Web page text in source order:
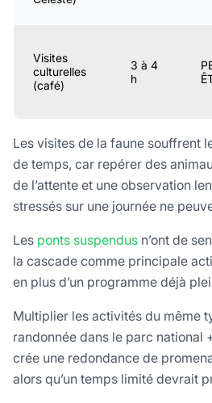
Visites
culturelles
(café)
3 à 4
h
Les visites de la faune souffrent
de temps, car repérer des
de l’attente et une observation
stressés sur une journée ne
Les ponts suspendus n’ont de
la cascade comme principale
en plus d’un programme déjà
Multiplier les activités du même
randonnée dans le parc national
crée une redondance de
alors qu’un temps limité devrait